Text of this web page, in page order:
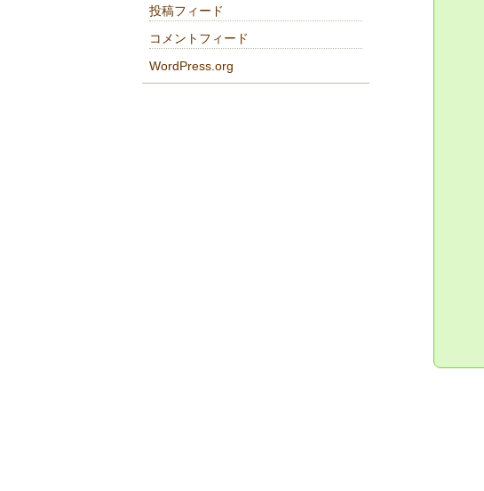
投稿フィード
コメントフィード
WordPress.org